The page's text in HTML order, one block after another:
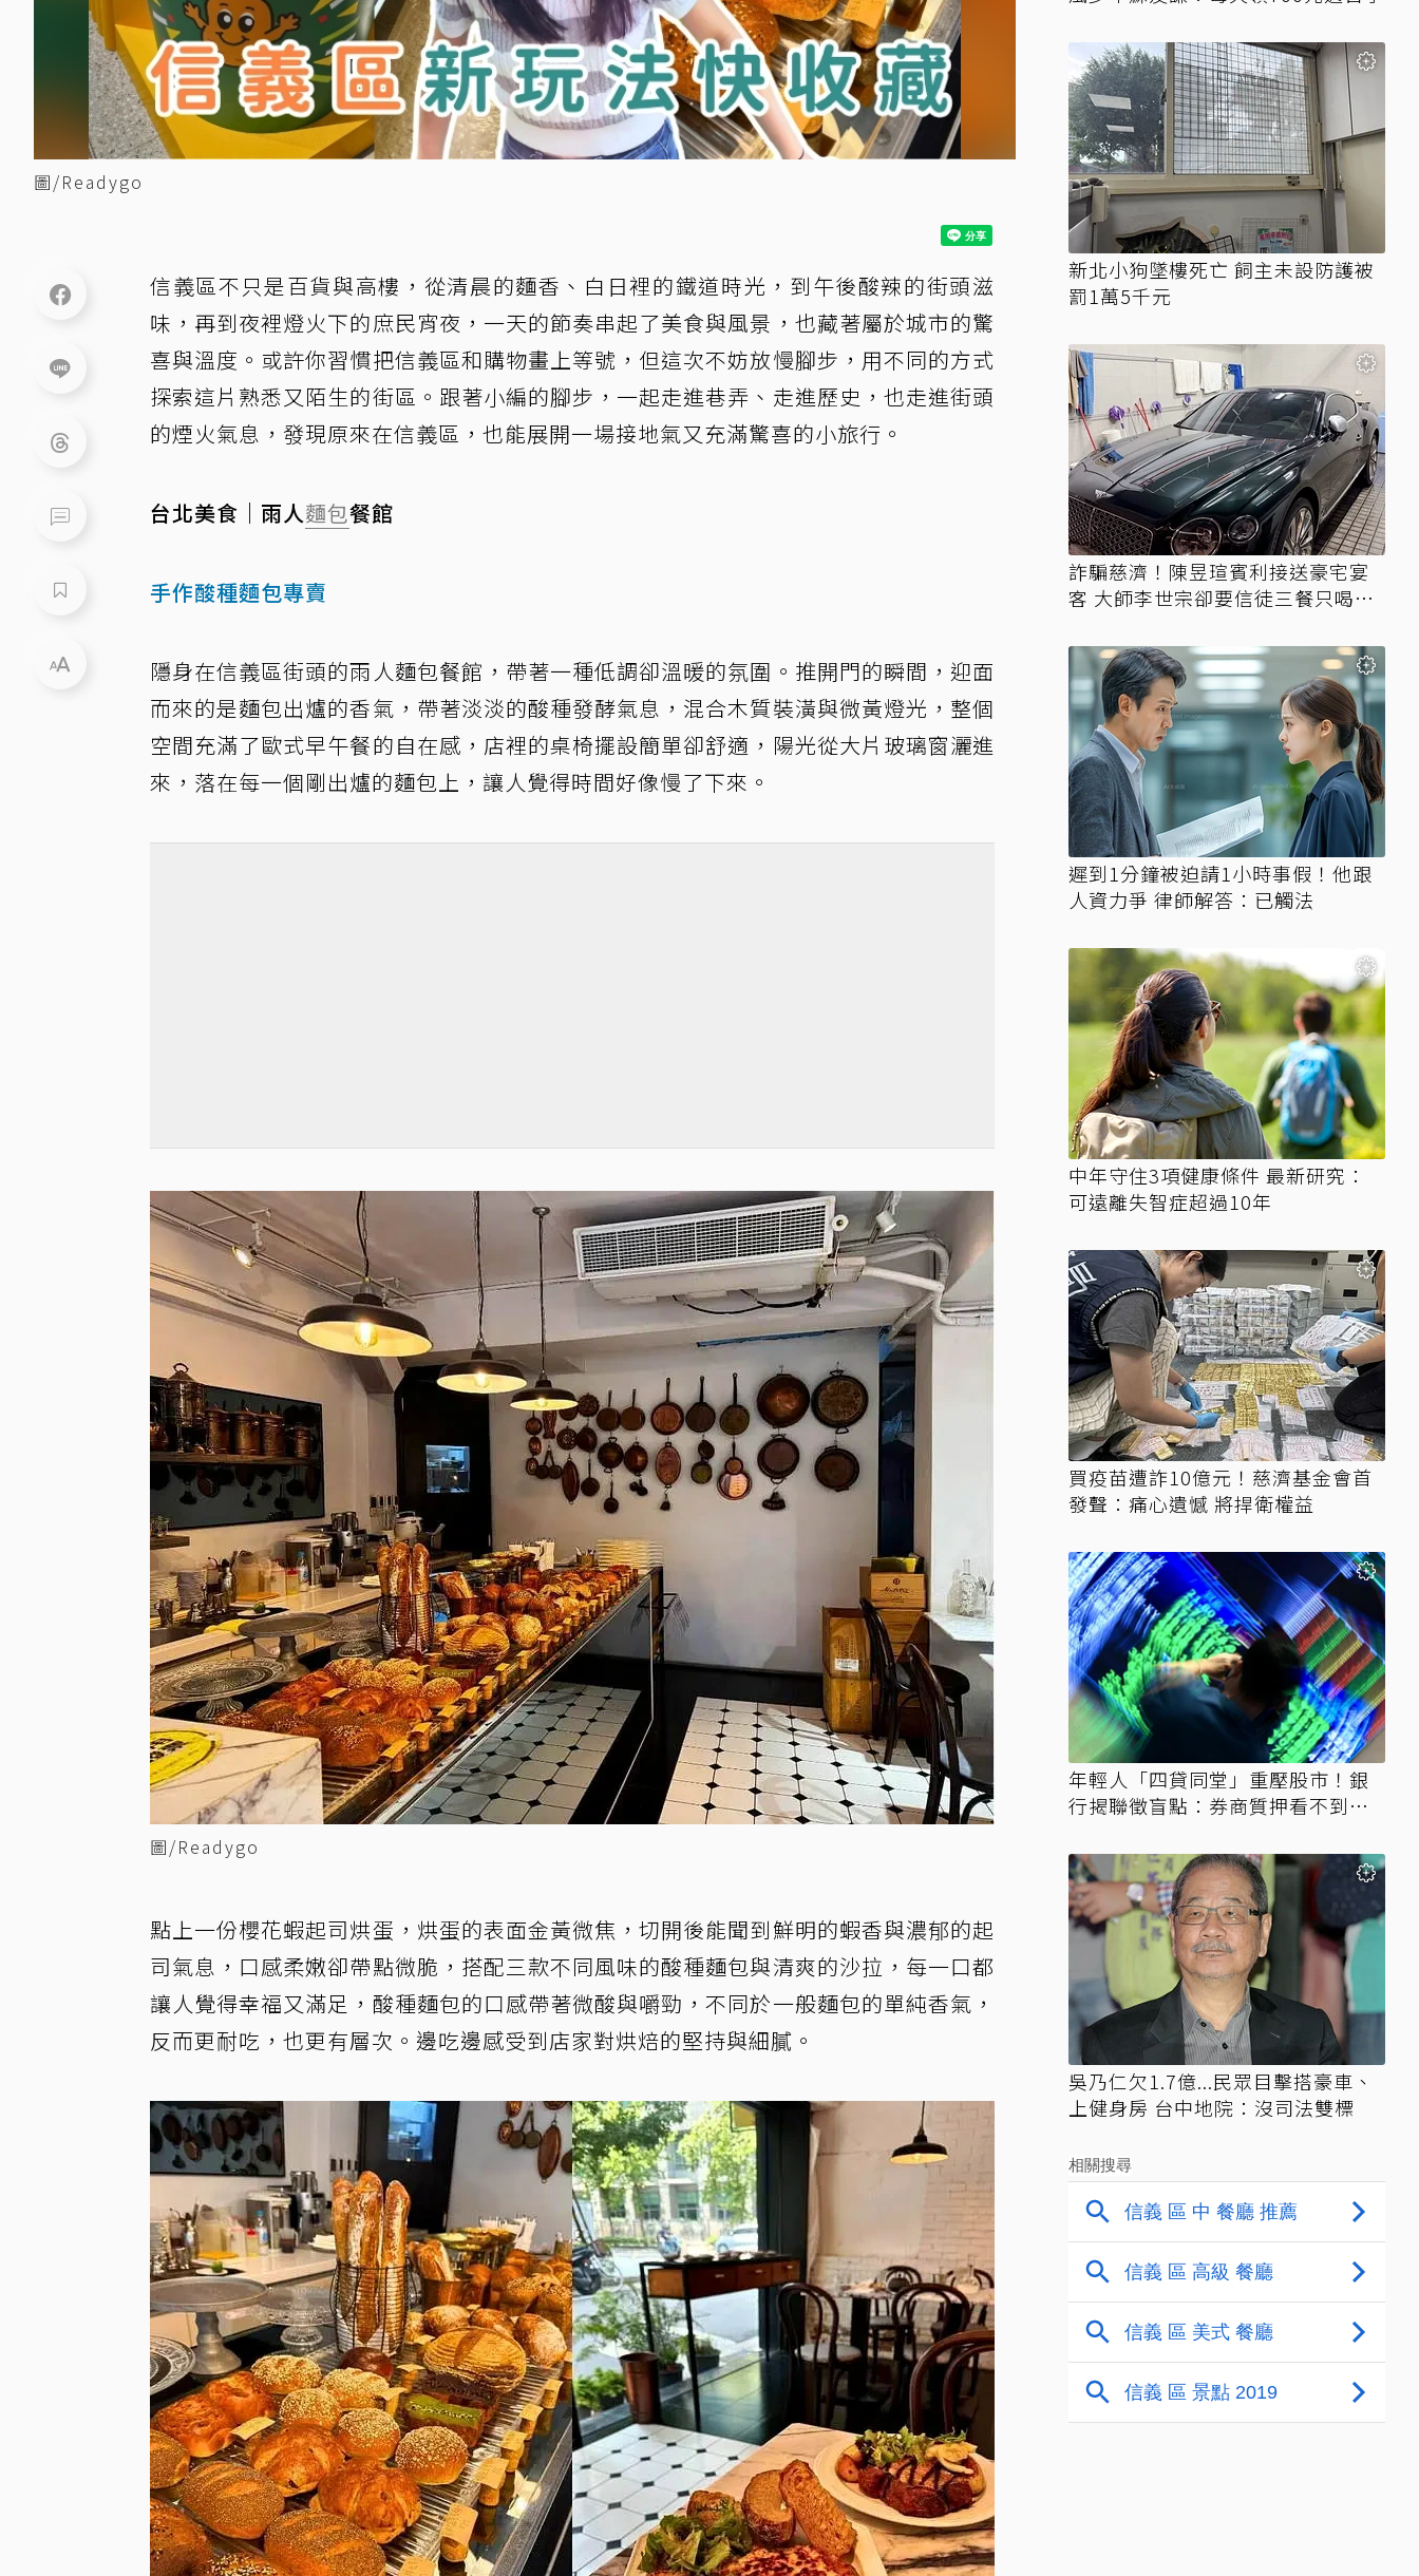
圖/Readygo
信義區不只是百貨與高樓，從清晨的麵香、白日裡的鐵道時光，到午後酸辣的街頭滋
味，再到夜裡燈火下的庶民宵夜，一天的節奏串起了美食與風景，也藏著屬於城市的驚
喜與溫度。或許你習慣把信義區和購物畫上等號，但這次不妨放慢腳步，用不同的方式
探索這片熟悉又陌生的街區。跟著小編的腳步，一起走進巷弄、走進歷史，也走進街頭
的煙火氣息，發現原來在信義區，也能展開一場接地氣又充滿驚喜的小旅行。
台北美食｜雨人麵包餐館
手作酸種麵包專賣
隱身在信義區街頭的雨人麵包餐館，帶著一種低調卻溫暖的氛圍。推開門的瞬間，迎面
而來的是麵包出爐的香氣，帶著淡淡的酸種發酵氣息，混合木質裝潢與微黃燈光，整個
空間充滿了歐式早午餐的自在感，店裡的桌椅擺設簡單卻舒適，陽光從大片玻璃窗灑進
來，落在每一個剛出爐的麵包上，讓人覺得時間好像慢了下來。
圖/Readygo
點上一份櫻花蝦起司烘蛋，烘蛋的表面金黃微焦，切開後能聞到鮮明的蝦香與濃郁的起
司氣息，口感柔嫩卻帶點微脆，搭配三款不同風味的酸種麵包與清爽的沙拉，每一口都
讓人覺得幸福又滿足，酸種麵包的口感帶著微酸與嚼勁，不同於一般麵包的單純香氣，
反而更耐吃，也更有層次。邊吃邊感受到店家對烘焙的堅持與細膩。
新北小狗墜樓死亡 飼主未設防護被
罰1萬5千元
詐騙慈濟！陳昱瑄賓利接送豪宅宴
客 大師李世宗卻要信徒三餐只喝精
遲到1分鐘被迫請1小時事假！他跟
人資力爭 律師解答：已觸法
中年守住3項健康條件 最新研究：
可遠離失智症超過10年
買疫苗遭詐10億元！慈濟基金會首
發聲：痛心遺憾 將捍衛權益
年輕人「四貸同堂」重壓股市！銀
行揭聯徵盲點：券商質押看不到、
吳乃仁欠1.7億...民眾目擊搭豪車、
上健身房 台中地院：沒司法雙標